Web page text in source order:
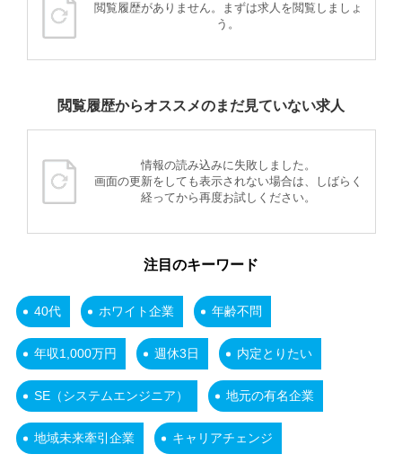
閲覧履歴がありません。まずは求人を閲覧しましょ
う。
閲覧履歴からオススメのまだ見ていない求人
情報の読み込みに失敗しました。
画面の更新をしても表示されない場合は、しばらく
経ってから再度お試しください。
注目のキーワード
40代 ホワイト企業 年齢不問
年収1,000万円 週休3日 内定とりたい
SE（システムエンジニア） 地元の有名企業
地域未来牽引企業 キャリアチェンジ